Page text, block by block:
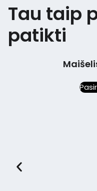
Tau taip
patikti